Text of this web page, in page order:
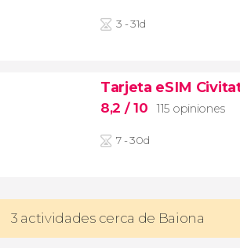
3 - 31d
Tarjeta eSIM
8,2 / 10 115 opiniones
7 - 30d
3 actividades cerca de Baiona